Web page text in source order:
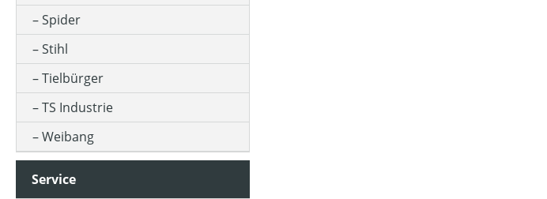
Spider
Stihl
Tielbürger
TS Industrie
Weibang
Service